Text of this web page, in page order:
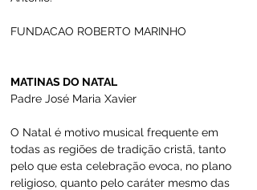
FUNDACAO ROBERTO MARINHO
MATINAS DO NATAL
Padre José Maria Xavier
O Natal é motivo musical frequente em
todas as regiões de tradição cristã, tanto
pelo que esta celebração evoca, no plano
religioso, quanto pelo caráter mesmo das